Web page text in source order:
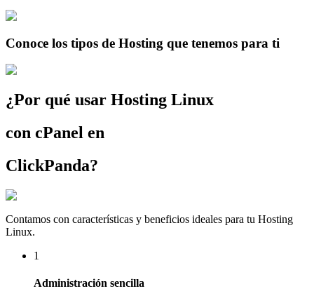
Conoce los tipos de Hosting que tenemos para ti
¿Por qué usar Hosting Linux
con cPanel en
ClickPanda?
Contamos con características y beneficios ideales para tu Hosting
Linux.
1
Administración sencilla